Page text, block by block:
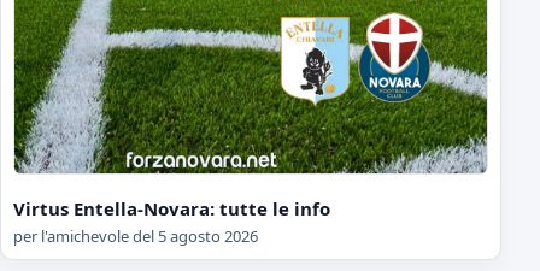
Virtus Entella-Novara: tutte le info
per l'amichevole del 5 agosto 2026